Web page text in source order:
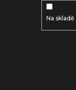
Na skladě